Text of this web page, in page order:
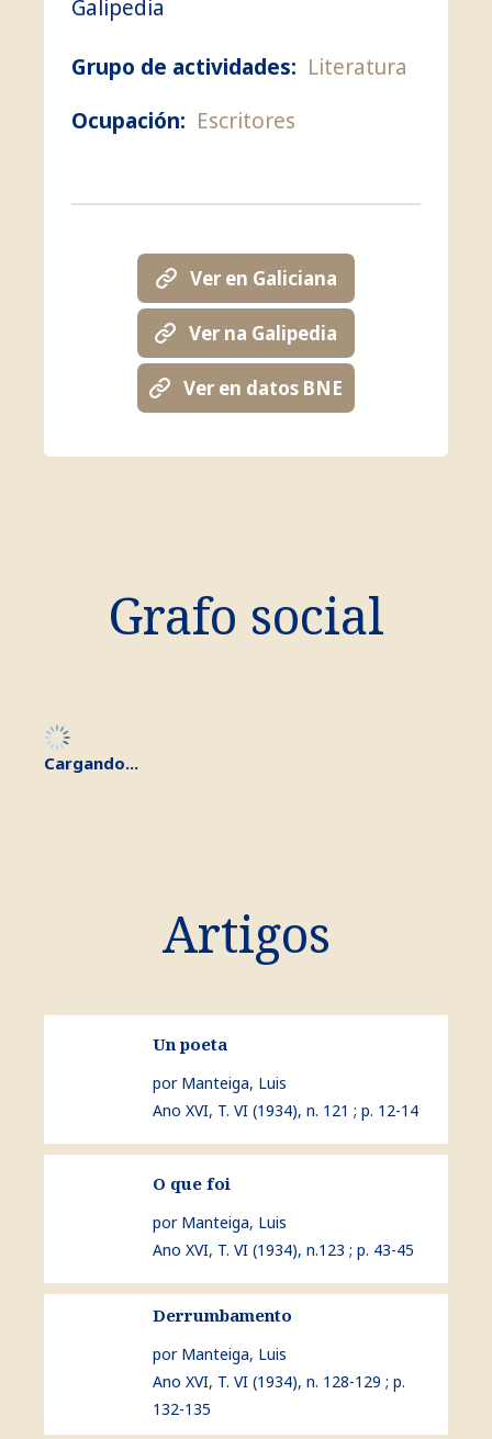
Galipedia
Grupo de actividades: Literatura
Ocupación: Escritores
Ver en Galiciana
Ver na Galipedia
Ver en datos BNE
Grafo social
Cargando...
Artigos
ver Un poetaUn poeta
por Manteiga, Luis
Ano XVI, T. VI (1934), n. 121 ; p. 12-14
ver O que foiO que foi
por Manteiga, Luis
Ano XVI, T. VI (1934), n.123 ; p. 43-45
ver DerrumbamentoDerrumbamento
por Manteiga, Luis
Ano XVI, T. VI (1934), n. 128-129 ; p.
132-135